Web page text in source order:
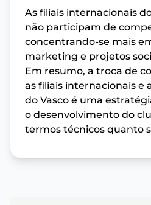
As filiais internacionais
não participam de
concentrando-se mais
marketing e projetos
Em resumo, a troca de
as filiais internacionais e
do Vasco é uma
o desenvolvimento do
termos técnicos quanto